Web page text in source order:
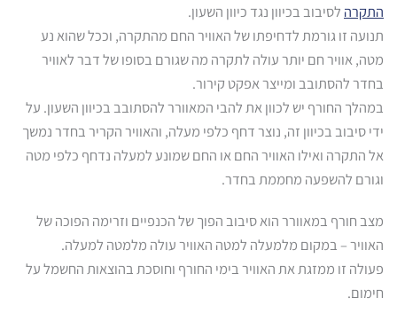
התקרה לסיבוב בכיוון נגד כיוון השעון.
תנועה זו גורמת לדחיפתו של האוויר החם מהתקרה, וככל שהוא נע
מטה, אוויר חם יותר עולה לתקרה מה שגורם בסופו של דבר לאוויר
בחדר להסתובב ומייצר אפקט קירור.
במהלך החורף יש לכוון את להבי המאוורר להסתובב בכיוון השעון. על
ידי סיבוב בכיוון זה, נוצר דחף כלפי מעלה, והאוויר הקריר בחדר נמשך
אל התקרה ואילו האוויר החם או החם שמונע למעלה נדחף כלפי מטה
וגורם להשפעה מחממת בחדר.
מצב חורף במאוורר הוא סיבוב הפוך של הכנפיים וזרימה הפוכה של
האוויר – במקום מלמעלה למטה האוויר עולה מלמטה למעלה.
פעולה זו ממזגת את האוויר בימי החורף וחוסכת בהוצאות החשמל על
חימום.